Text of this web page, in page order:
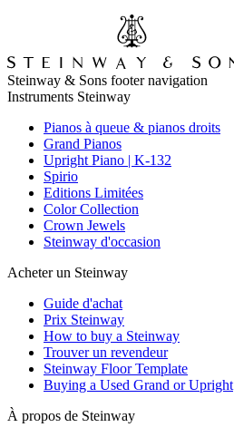
Steinway & Sons footer navigation
Instruments Steinway
Pianos à queue & pianos droits
Grand Pianos
Upright Piano | K-132
Spirio
Editions Limitées
Color Collection
Crown Jewels
Steinway d'occasion
Acheter un Steinway
Guide d'achat
Prix Steinway
How to buy a Steinway
Trouver un revendeur
Steinway Floor Template
Buying a Used Grand or Upright
À propos de Steinway